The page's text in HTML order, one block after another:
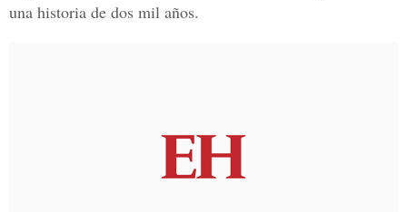
una historia de dos mil años.